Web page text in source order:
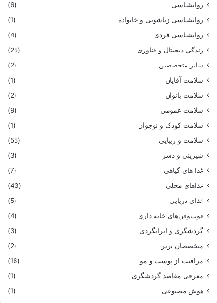
روانشناسی
(6)
روانشناسی زناشویی و خانواده
(1)
روانشناسی فردی
(4)
زندگی دیجیتال و فناوری
(25)
سایر متخصصین
(2)
سلامت آقایان
(1)
سلامت بانوان
(2)
سلامت عمومی
(9)
سلامت کودک و نوجوان
(1)
سلامت و زیبایی
(55)
شیرینی و دسر
(3)
غذا های گیاهی
(7)
غذاهای محلی
(43)
غذای دریایی
(5)
فوت‌وفن‌های خانه داری
(4)
گردشگری و ایرانگردی
(3)
متخصصان برتر
(2)
مراقبت از پوست و مو
(16)
معرفی مقاصد گردشگری
(1)
هوش مصنوعی
(1)